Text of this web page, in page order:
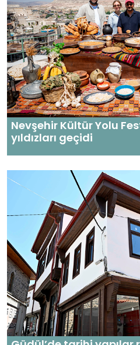
Nevşehir Kültür Yolu
yıldızları geçidi